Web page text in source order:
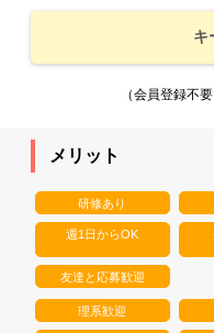
キ
（会員登録不
メリット
研修あり
週1日からOK
友達と応募歓迎
理系歓迎